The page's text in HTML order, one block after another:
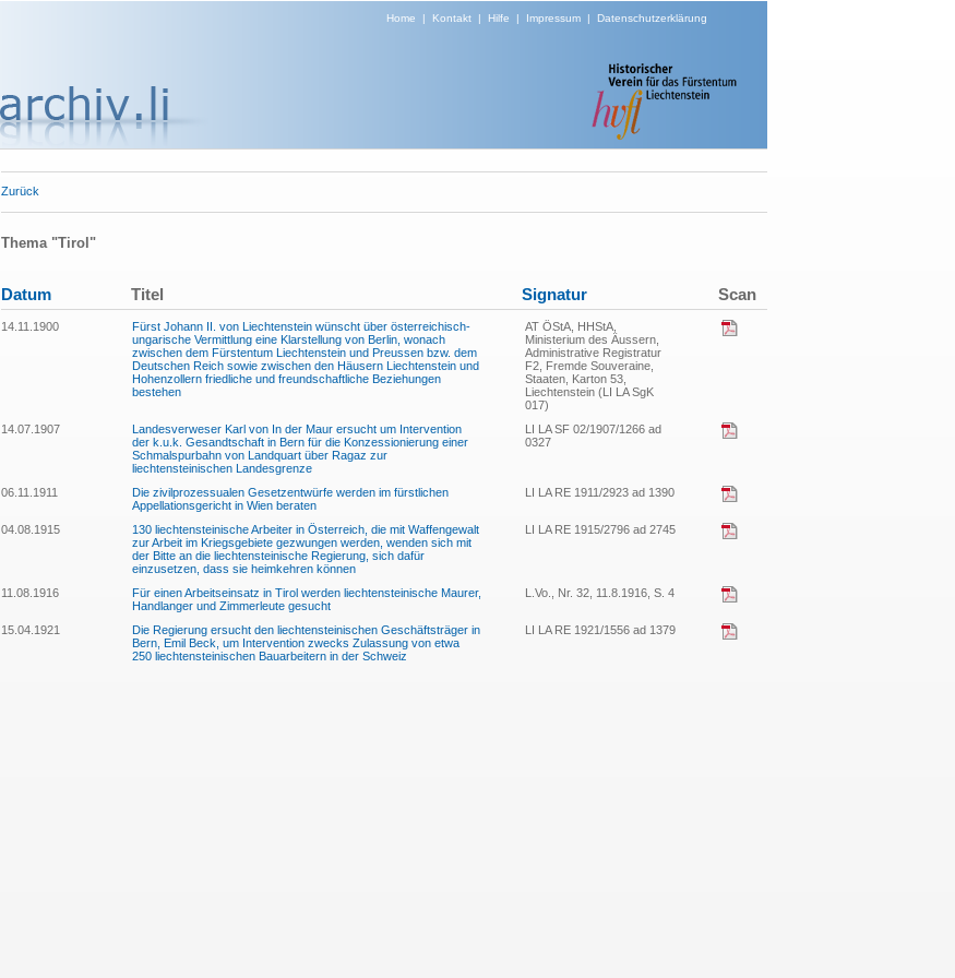
Home | Kontakt| Hilfe | Impressum| Datenschutzerklärung
Zurück
Thema "Tirol"
Datum Titel Signatur Scan
14.11.1900
Fürst Johann II. von Liechtenstein wünscht über österreichisch-
ungarische Vermittlung eine Klarstellung von Berlin, wonach
zwischen dem Fürstentum Liechtenstein und Preussen bzw. dem
Deutschen Reich sowie zwischen den Häusern Liechtenstein und
Hohenzollern friedliche und freundschaftliche Beziehungen
bestehen
AT ÖStA, HHStA,
Ministerium des Äussern,
Administrative Registratur
F2, Fremde Souveraine,
Staaten, Karton 53,
Liechtenstein (LI LA SgK
017)
14.07.1907
Landesverweser Karl von In der Maur ersucht um Intervention
der k.u.k. Gesandtschaft in Bern für die Konzessionierung einer
Schmalspurbahn von Landquart über Ragaz zur
liechtensteinischen Landesgrenze
LI LA SF 02/1907/1266 ad
0327
06.11.1911
Die zivilprozessualen Gesetzentwürfe werden im fürstlichen
Appellationsgericht in Wien beraten
LI LA RE 1911/2923 ad 1390
04.08.1915
130 liechtensteinische Arbeiter in Österreich, die mit Waffengewalt
zur Arbeit im Kriegsgebiete gezwungen werden, wenden sich mit
der Bitte an die liechtensteinische Regierung, sich dafür
einzusetzen, dass sie heimkehren können
LI LA RE 1915/2796 ad 2745
11.08.1916
Für einen Arbeitseinsatz in Tirol werden liechtensteinische Maurer,
Handlanger und Zimmerleute gesucht
L.Vo., Nr. 32, 11.8.1916, S. 4
15.04.1921
Die Regierung ersucht den liechtensteinischen Geschäftsträger in
Bern, Emil Beck, um Intervention zwecks Zulassung von etwa
250 liechtensteinischen Bauarbeitern in der Schweiz
LI LA RE 1921/1556 ad 1379